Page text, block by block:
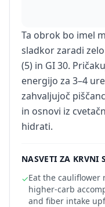
Ta obrok bo imel
sladkor zaradi
(5) in GI 30.
energijo za 3–4
zahvaljujoč
in osnovi iz
hidrati.
NASVETI ZA KRVNI
✓Eat the cauliflower
higher-carb
and fiber intake